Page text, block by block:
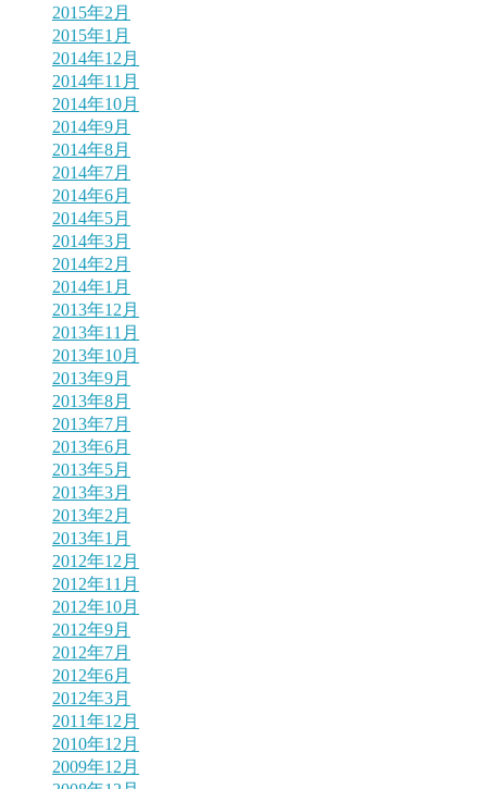
2015年2月
2015年1月
2014年12月
2014年11月
2014年10月
2014年9月
2014年8月
2014年7月
2014年6月
2014年5月
2014年3月
2014年2月
2014年1月
2013年12月
2013年11月
2013年10月
2013年9月
2013年8月
2013年7月
2013年6月
2013年5月
2013年3月
2013年2月
2013年1月
2012年12月
2012年11月
2012年10月
2012年9月
2012年7月
2012年6月
2012年3月
2011年12月
2010年12月
2009年12月